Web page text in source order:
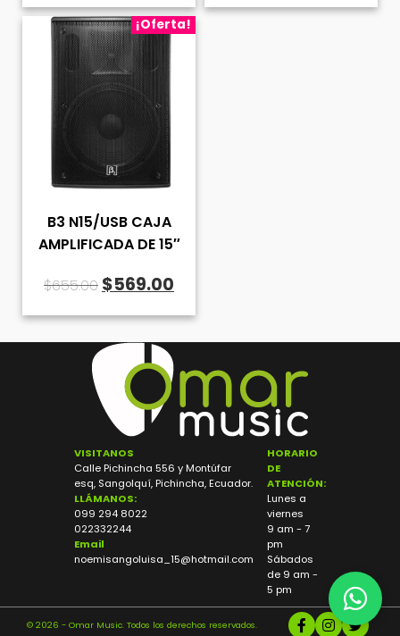
original
era:
$660.00.
actual
original
¡Oferta!
B3 N15/USB CAJA
AMPLIFICADA DE 15″
$655.00 El
precio
era:
$655.00.
$569.00
precio
es:
$569.00.
VISITANOS
Calle Pichincha 556 y Montúfar
esq, Sangolquí, Pichincha, Ecuador.
LLÁMANOS:
099 294 8022
022332244
Email
noemisangoluisa_15@hotmail.com
HORARIO
DE
ATENCIÓN:
Lunes a
viernes
9 am - 7
pm
Sábados
de 9 am -
5 pm
© 2026 - Omar Music. Todos los derechos reservados.